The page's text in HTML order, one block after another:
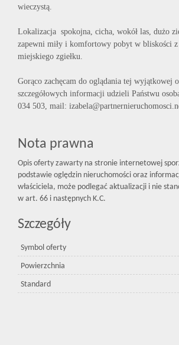
wieczystą.
Lokalizacja spokojna, cicha, wokół las, dużo
zapewni miły i komfortowy pobyt w bliskości z
miejskiego zgiełku.
Gorąco zachęcam do oglądania tej wyjątkowej
szczegółowych informacji udzieli Państwu
034 503, mail:
Nota prawna
Opis oferty zawarty na stronie internetowej
podstawie oględzin nieruchomości oraz
właściciela, może podlegać aktualizacji i nie
w art. 66 i następnych K.C.
Szczegóły
Symbol oferty
Powierzchnia
Standard